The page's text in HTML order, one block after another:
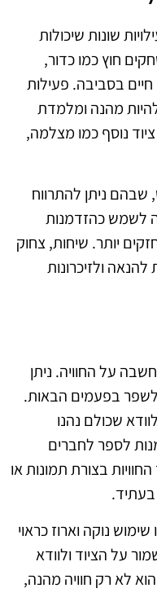
שונות שיכולות
חוץ כמו כדור,
בסביבה. פעילות
להיות מהנה ומלמדת
נוסף כמו מצלמה,
ניתן להתרווח
לשמש כהזדמנות
יותר. שיחות, צחוק
להנאה ולזיכרונות
על החוויה. ניתן
לשפר בפעמים הבאות.
שכולם נהנו
לספר לחברים
בצורת תמונות או
בעתיד.
נוקה וארוז כראוי
על הציוד ולוודא
לא רק חוויה מהנה,